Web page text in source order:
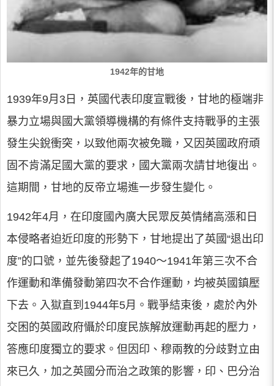
1942年的甘地
1939年9月3日，英國代表印度宣戰後，甘地的極端非
暴力立場與國大黨領導機構的有條件支持戰爭的主張
發生尖銳衝突，以致他兩次被免職，又因英國政府頑
固不肯滿足國大黨的要求，國大黨兩次請甘地復出。
這期間，甘地的反帝立場進一步發生變化。
1942年4月，在印度國內廣大民眾反英情緒高漲和日
本侵略者迫近印度的形勢下，甘地提出了英國“退出印
度”的口號，並先後發起了1940～1941年第三次不合
作運動和準備發動第四次不合作運動，均被英國鎮壓
下去。入獄直到1944年5月。戰爭結束後，處於內外
交困的英國政府懾於印度民族解放運動再起的壓力，
答應印度獨立的要求。但因印、穆兩教的分歧對立由
來已久，加之英國分而治之政策的影響，印、巴分治